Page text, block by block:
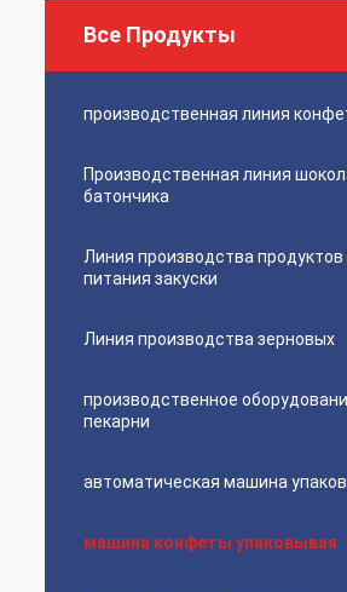
Все Продукты
производственная линия
Производственная линия
батончика
Линия производства продуктов
питания закуски
Линия производства зерновых
производственное
пекарни
автоматическая машина
машина конфеты упаковывая